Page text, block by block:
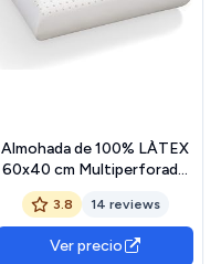
Almohada de 100% LÀTEX
60x40 cm Multiperforado
14 cm de grosor,
Antiácaros e
Hipoalergénico, forma
Clásica tradicional
3.8 14 reviews
Ver precio